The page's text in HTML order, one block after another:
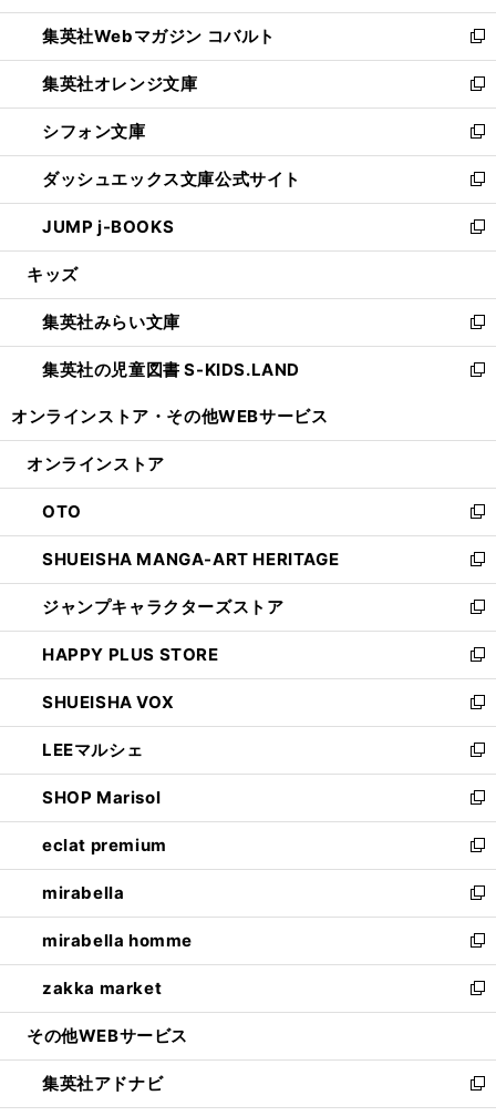
開
く
ウ
で
開
く
ン
ド
ウ
で
開
く
ウ
ィ
ン
ド
ウ
で
開
く
集英社Webマガジン コバルト
新
し
い
ウ
ィ
ン
ド
ウ
で
開
集英社オレンジ文庫
新
し
い
ウ
ィ
ン
ド
ウ
開
く
シフォン文庫
新
し
い
ウ
ィ
ン
ウ
で
開
く
ダッシュエックス文庫公式サイト
新
し
い
ウ
ン
ド
ウ
で
JUMP j-BOOKS
新
し
ウ
ィ
ン
ド
開
キッズ
集英社みらい文庫
新
し
い
ン
ウ
で
開
く
集英社の児童図書 S-KIDS.LAND
新
ウ
ン
ド
ウ
で
開
く
オンラインストア・ その他WEBサービス
オンラインストア
OTO
新
し
い
ウ
ィ
ン
ド
ウ
で
開
く
SHUEISHA MANGA-ART HERITAGE
新
し
い
ウ
ィ
ン
ド
ウ
で
開
く
ジャンプキャラクターズストア
新
し
い
ウ
ィ
ン
ド
ウ
で
開
く
HAPPY PLUS STORE
新
し
い
ウ
ィ
ン
ド
ウ
で
開
く
SHUEISHA VOX
新
し
い
ウ
ィ
ン
ド
ウ
で
開
く
LEEマルシェ
新
し
い
ウ
ィ
ン
ド
ウ
で
開
く
SHOP Marisol
新
し
い
ウ
ィ
ン
ド
ウ
で
開
eclat premium
新
し
い
ウ
ィ
ン
ド
ウ
開
く
mirabella
新
し
い
ウ
ィ
ン
ウ
で
開
mirabella homme
新
し
い
ウ
ン
ド
ウ
zakka market
新
し
ウ
ィ
ン
その他WEBサービス
集英社アドナビ
新
し